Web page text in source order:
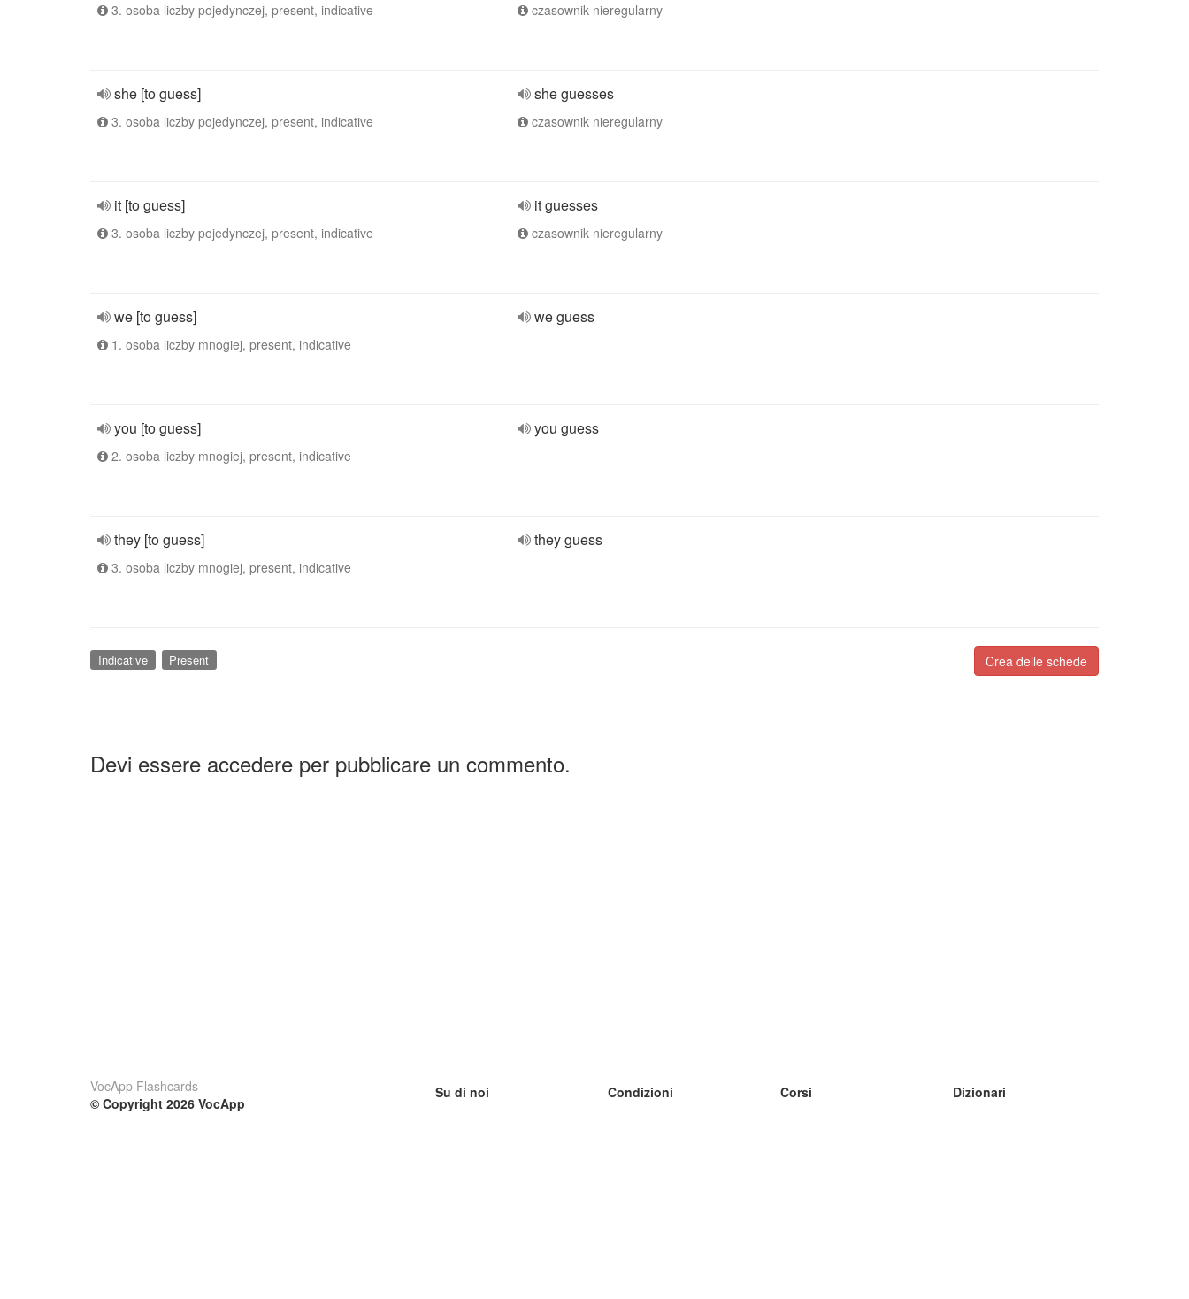
3. osoba liczby pojedynczej, present, indicative czasownik nieregularny
she [to guess]
3. osoba liczby pojedynczej, present, indicative
she guesses
czasownik nieregularny
it [to guess]
3. osoba liczby pojedynczej, present, indicative
it guesses
czasownik nieregularny
we [to guess]
1. osoba liczby mnogiej, present, indicative
we guess
you [to guess]
2. osoba liczby mnogiej, present, indicative
you guess
they [to guess]
3. osoba liczby mnogiej, present, indicative
they guess
Crea delle schede
Indicative Present
Devi essere accedere per pubblicare un commento.
VocApp Flashcards
© Copyright 2026 VocApp
Su di noi
Condizioni
Corsi
Dizionari